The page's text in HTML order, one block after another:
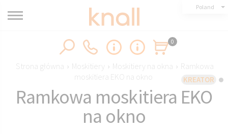
KREATOR
Poland
0
Strona główna › Moskitiery › Moskitiery na okna › Ramkowa
moskitiera EKO na okno
Ramkowa moskitiera EKO
na okno